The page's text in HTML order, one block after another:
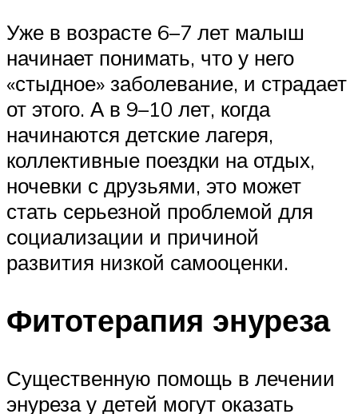
Уже в возрасте 6–7 лет малыш
начинает понимать, что у него
«стыдное» заболевание, и страдает
от этого. А в 9–10 лет, когда
начинаются детские лагеря,
коллективные поездки на отдых,
ночевки с друзьями, это может
стать серьезной проблемой для
социализации и причиной
развития низкой самооценки.
Фитотерапия энуреза
Существенную помощь в лечении
энуреза у детей могут оказать